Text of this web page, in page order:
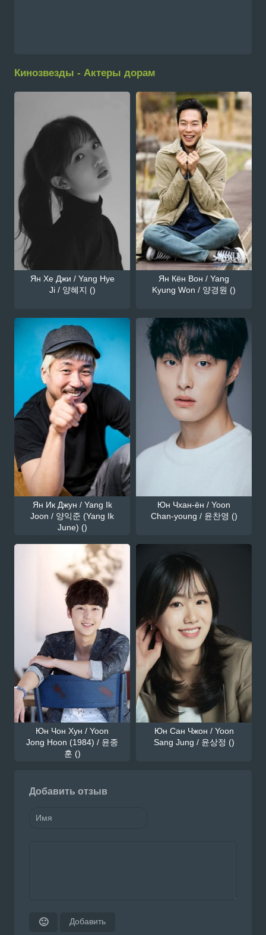
Кинозвезды - Актеры дорам
Ян Хе Джи / Yang Hye
Ji / 양혜지 ()
Ян Кён Вон / Yang
Kyung Won / 양경원 ()
Ян Ик Джун / Yang Ik
Joon / 양익준 (Yang Ik
June) ()
Юн Чхан-ён / Yoon
Chan-young / 윤찬영 ()
Юн Чон Хун / Yoon
Jong Hoon (1984) / 윤종
훈 ()
Юн Сан Чжон / Yoon
Sang Jung / 윤상정 ()
Добавить отзыв
🙂 Добавить